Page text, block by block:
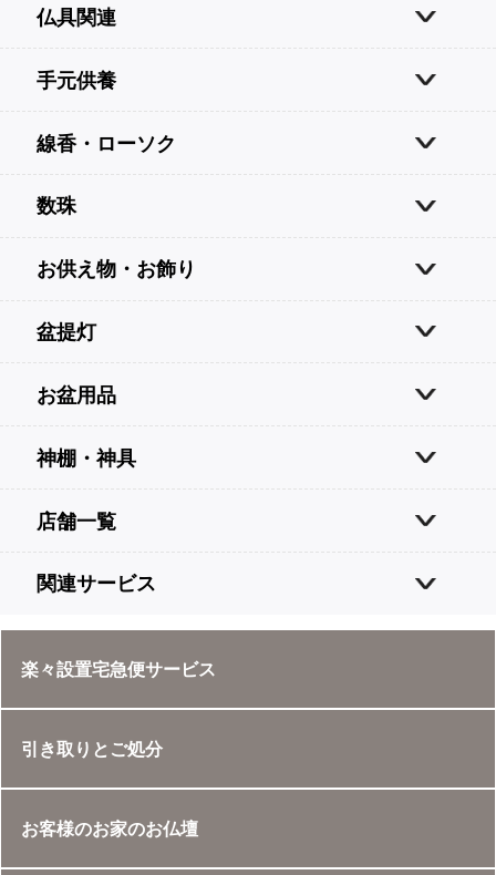
仏具関連
手元供養
線香・ローソク
数珠
お供え物・お飾り
盆提灯
お盆用品
神棚・神具
店舗一覧
関連サービス
楽々設置宅急便サービス
引き取りとご処分
お客様のお家のお仏壇